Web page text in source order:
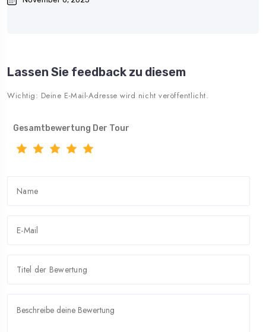
Lassen Sie feedback zu diesem
Wichtig: Deine E-Mail-Adresse wird nicht veröffentlicht.
Gesamtbewertung Der Tour